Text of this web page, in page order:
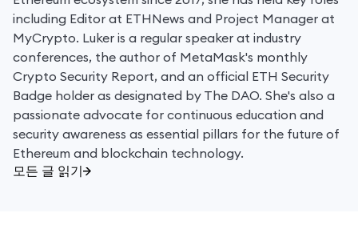
including Editor at ETHNews and Project Manager at
MyCrypto. Luker is a regular speaker at industry
conferences, the author of MetaMask's monthly
Crypto Security Report, and an official ETH Security
Badge holder as designated by The DAO. She's also a
passionate advocate for continuous education and
security awareness as essential pillars for the future of
Ethereum and blockchain technology.
모든 글 읽기